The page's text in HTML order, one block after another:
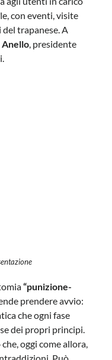
con eventi, visite
trapanese. A
Anello, presidente
“punizione-
prendere avvio:
che ogni fase
dei propri principi.
oggi come allora,